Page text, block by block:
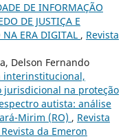
DE INFORMAÇÃO
DE JUSTIÇA E
ERA DIGITAL , Revista
Delson Fernando
interinstitucional,
jurisdicional na proteção
autista: análise
Mirim (RO) , Revista
da Emeron